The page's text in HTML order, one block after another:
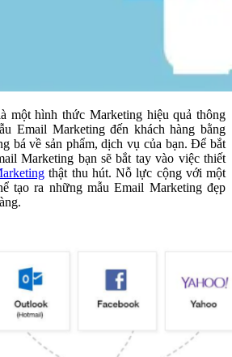
một hình thức Marketing hiệu quả thông
Email Marketing đến khách hàng bằng
bá về sản phẩm, dịch vụ của bạn. Để bắt
Marketing bạn sẽ bắt tay vào việc thiết
thật thu hút. Nỗ lực cộng với một
tạo ra những mẫu Email Marketing đẹp